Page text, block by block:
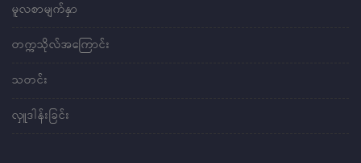
မူလစာမျက်နှာ
တက္ကသိုလ်အကြောင်း
သတင်း
လှူဒါန်းခြင်း